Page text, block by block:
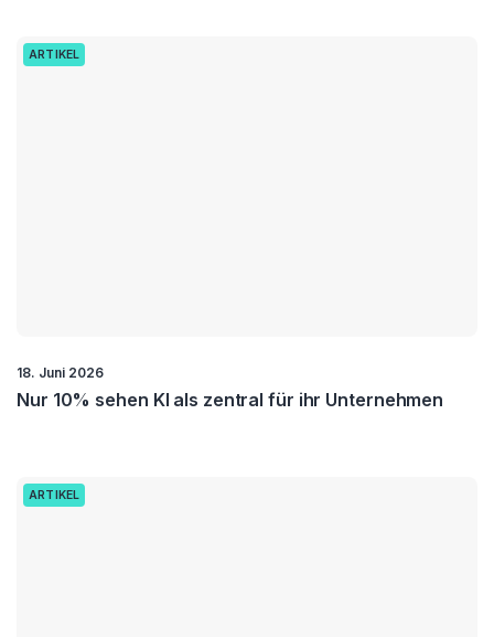
ARTIKEL
18. Juni 2026
Nur 10% sehen KI als zentral für ihr Unternehmen
ARTIKEL